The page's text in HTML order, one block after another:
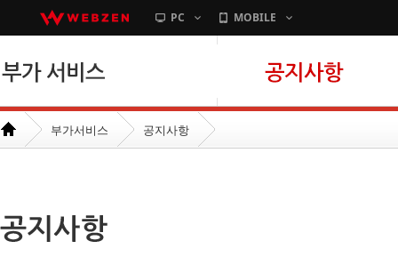
PC MOBILE
부가서비스 공지사항